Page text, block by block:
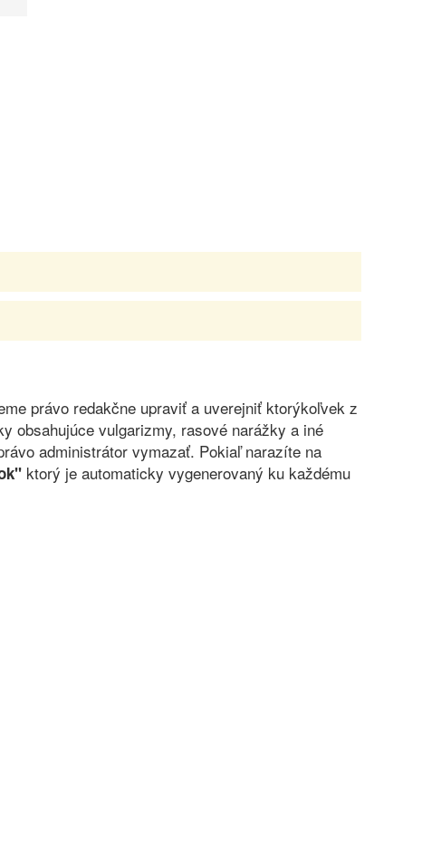
právo redakčne upraviť a uverejniť ktorýkoľvek z
obsahujúce vulgarizmy, rasové narážky a iné
administrátor vymazať. Pokiaľ narazíte na
ktorý je automaticky vygenerovaný ku každému